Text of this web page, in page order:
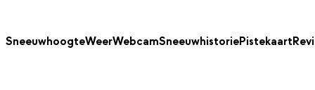
SneeuwhoogteWeerWebcamSneeuwhistoriePistekaart